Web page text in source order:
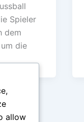
Spieler
dem
die
allow